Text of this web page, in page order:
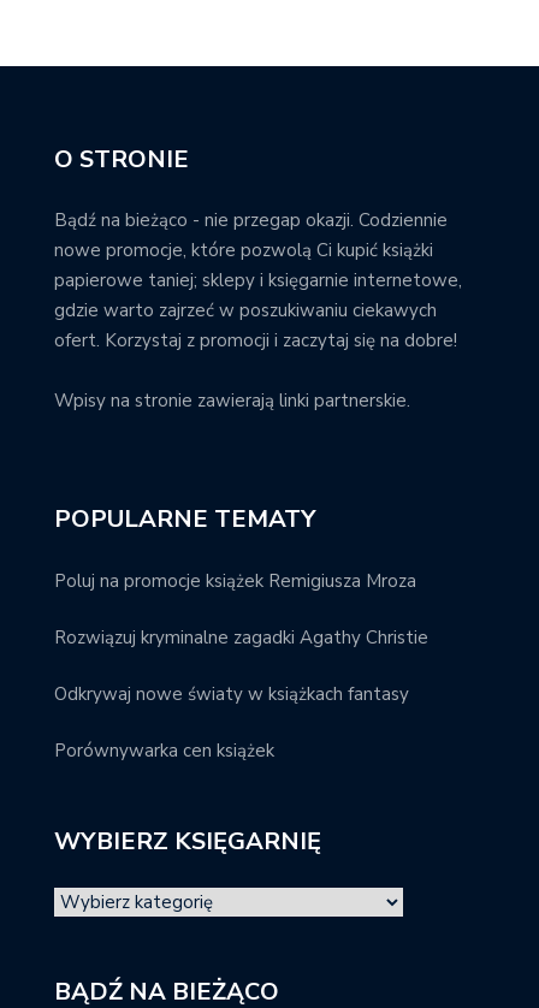
O STRONIE
Bądź na bieżąco - nie przegap okazji. Codziennie
nowe promocje, które pozwolą Ci kupić książki
papierowe taniej; sklepy i księgarnie internetowe,
gdzie warto zajrzeć w poszukiwaniu ciekawych
ofert. Korzystaj z promocji i zaczytaj się na dobre!
Wpisy na stronie zawierają linki partnerskie.
POPULARNE TEMATY
Poluj na promocje książek Remigiusza Mroza
Rozwiązuj kryminalne zagadki Agathy Christie
Odkrywaj nowe światy w książkach fantasy
Porównywarka cen książek
WYBIERZ KSIĘGARNIĘ
BĄDŹ NA BIEŻĄCO